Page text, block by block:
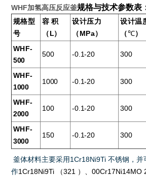
WHF加氢高压反应釜规格与技术参数表
规格型
号
容 积
（L）
设计压力
（MPa）
设计温
（℃）
WHF-
500
500 -0.1-20 300
WHF-
1000
1000 -0.1-20 300
WHF-
2000
100 -0.1-20 300
WHF-
3000
150 -0.1-20 300
釜体材料主要采用1Cr18Ni9Ti不锈钢，并
作1Cr18Ni9Ti （321 ）、00Cr17Ni14MO